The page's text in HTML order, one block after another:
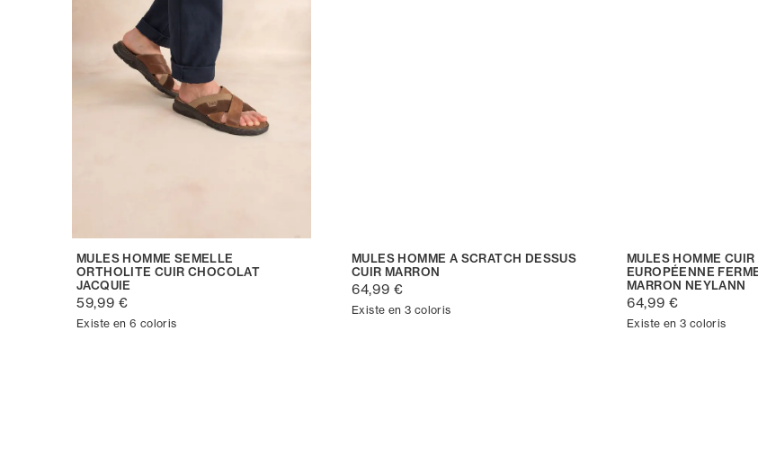
MULES HOMME SEMELLE
ORTHOLITE CUIR CHOCOLAT
JACQUIE
59,99 €
Existe en 6 coloris
MULES HOMME A SCRATCH DESSUS
CUIR MARRON
64,99 €
Existe en 3 coloris
MULES HOMME
EUROPÉENNE
MARRON NEYLANN
64,99 €
Existe en 3 coloris